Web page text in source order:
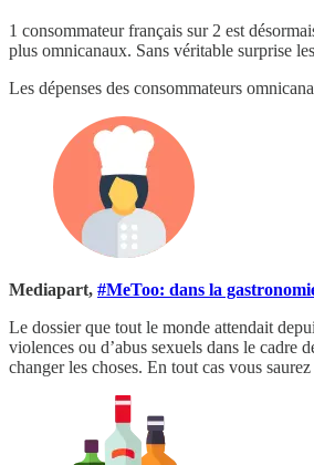
1 consommateur français sur 2 est
plus omnicanaux. Sans véritable surprise
Les dépenses des consommateurs
Mediapart, #MeToo: dans la
Le dossier que tout le monde attendait
violences ou d’abus sexuels dans le cadre
changer les choses. En tout cas vous